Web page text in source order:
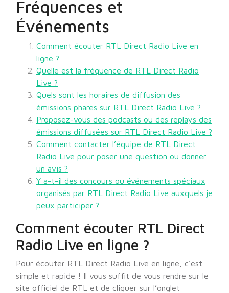
Fréquences et
Événements
Comment écouter RTL Direct Radio Live en
ligne ?
Quelle est la fréquence de RTL Direct Radio
Live ?
Quels sont les horaires de diffusion des
émissions phares sur RTL Direct Radio Live ?
Proposez-vous des podcasts ou des replays des
émissions diffusées sur RTL Direct Radio Live ?
Comment contacter l’équipe de RTL Direct
Radio Live pour poser une question ou donner
un avis ?
Y a-t-il des concours ou événements spéciaux
organisés par RTL Direct Radio Live auxquels je
peux participer ?
Comment écouter RTL Direct
Radio Live en ligne ?
Pour écouter RTL Direct Radio Live en ligne, c’est
simple et rapide ! Il vous suffit de vous rendre sur le
site officiel de RTL et de cliquer sur l’onglet